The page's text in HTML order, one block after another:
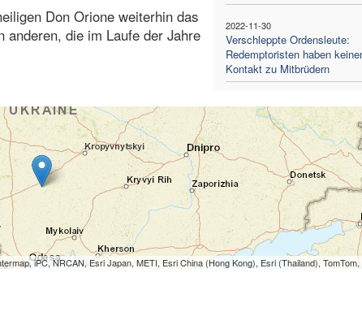
2022-11-30
Verschleppte Ordensleute:
Redemptoristen haben
Kontakt zu Mitbrüdern
Don Orione weiterhin das
anderen, die im Laufe der Jahre
iPC, NRCAN, Esri Japan, METI, Esri China (Hong Kong), Esri (Thailand), TomTom,